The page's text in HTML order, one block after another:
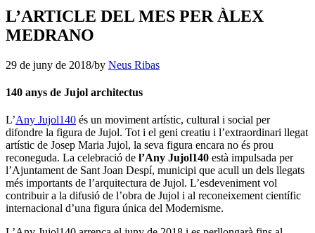
L’ARTICLE DEL MES PER ÀLEX
MEDRANO
29 de juny de 2018/by Neus Ribas
140 anys de Jujol architectus
L’Any Jujol140 és un moviment artístic, cultural i social per
difondre la figura de Jujol. Tot i el geni creatiu i l’extraordinari llegat
artístic de Josep Maria Jujol, la seva figura encara no és prou
reconeguda. La celebració de l’Any Jujol140 està impulsada per
l’Ajuntament de Sant Joan Despí, municipi que acull un dels llegats
més importants de l’arquitectura de Jujol. L’esdeveniment vol
contribuir a la difusió de l’obra de Jujol i al reconeixement científic
internacional d’una figura única del Modernisme.